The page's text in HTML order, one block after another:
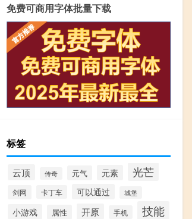
免费可商用字体批量下载
标签
云顶 传奇 元气 元素 光芒
剑网 卡丁车 可以通过 城堡
小游戏 属性 开原 手机
技能